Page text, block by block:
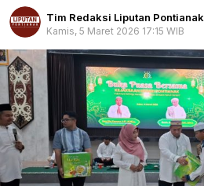
Tim Redaksi Liputan Pontianak
Kamis, 5 Maret 2026 17:15 WIB